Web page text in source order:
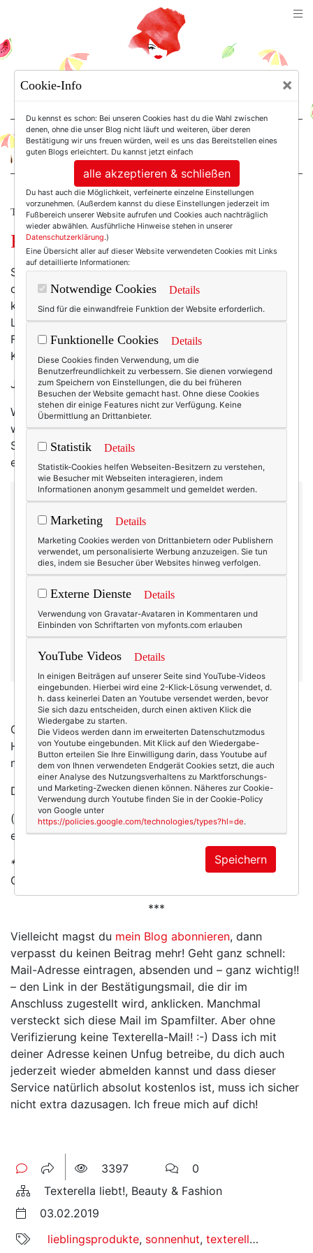
For Women. Not Girls.
TEXTERELLA LIEBT!
Februar-Launen in Schwarz-weiß.
Sonnenhungrig – ich? Gar nicht! Mir gefällt dieser
dauergraue Look, den das Wetter derzeit trägt! Bloß
keine Farbe, das könnte ja Stimmung machen, und
Laune. Nein, das geht gar nicht. So ein ordentlicher
Februar weiß was sich gehört: Hellgraue Wolken an
Krokusspitzchen, und dazu ein Hauch Schneeflocken.
Ja, so muss das.
Wer sich aber doch schon ein bisschen vorträumen
will, in den Sommer, in die Sonne, in die Hitze, an den
Strand, ans Meer oder an den Pool – für den habe ich
etwas. Wenn auch in Winterfarben.
Sonnenhut in den Farben des Winters*
Oderdieses Modell*? Hier können gleich alle
Hotelgäste unter denselben Hut und niemand muss
mehr alleine am Pool rumsitzen.
Doch lieber Winter?Bitte schön*.
(Ich finde dieser Beitrag hat was von einer
eierlegenden Wollmilchsau. Jawollja.)
*Affiliate-Links:
Bla. (Du weißt schon, die übliche
Geschichte von Provisionen und so.)
***
Vielleicht magst du mein Blog abonnieren, dann
verpasst du keinen Beitrag mehr! Geht ganz schnell:
Mail-Adresse eintragen, absenden und – ganz wichtig!!
– den Link in der Bestätigungsmail, die dir im
Anschluss zugestellt wird, anklicken. Manchmal
versteckt sich diese Mail im Spamfilter. Aber ohne
Verifizierung keine Texterella-Mail! :-) Dass ich mit
deiner Adresse keinen Unfug betreibe, du dich auch
jederzeit wieder abmelden kannst und dass dieser
Service natürlich absolut kostenlos ist, muss ich sicher
nicht extra dazusagen. Ich freue mich auf dich!
3397
0
Texterella liebt!, Beauty & Fashion
03.02.2019
lieblingsprodukte, sonnenhut, texterella liebt
Cookie-Info ×
Du kennst es schon: Bei unseren Cookies hast du die Wahl zwischen
denen, ohne die unser Blog nicht läuft und weiteren, über deren
Bestätigung wir uns freuen würden, weil es uns das Bereitstellen eines
guten Blogs erleichtert. Du kannst jetzt einfach
alle akzeptieren & schließen
Du hast auch die Möglichkeit, verfeinerte einzelne Einstellungen
vorzunehmen. (Außerdem kannst du diese Einstellungen jederzeit im
Fußbereich unserer Website aufrufen und Cookies auch nachträglich
wieder abwählen. Ausführliche Hinweise stehen in unserer
Datenschutzerklärung.)
Eine Übersicht aller auf dieser Website verwendeten Cookies mit Links
auf detaillierte Informationen:
Notwendige Cookies Details
Sind für die einwandfreie Funktion der Website erforderlich.
Funktionelle Cookies Details
Diese Cookies finden Verwendung, um die
Benutzerfreundlichkeit zu verbessern. Sie dienen vorwiegend
zum Speichern von Einstellungen, die du bei früheren
Besuchen der Website gemacht hast. Ohne diese Cookies
stehen dir einige Features nicht zur Verfügung. Keine
Übermittlung an Drittanbieter.
Statistik Details
Statistik-Cookies helfen Webseiten-Besitzern zu verstehen,
wie Besucher mit Webseiten interagieren, indem
Informationen anonym gesammelt und gemeldet werden.
Marketing Details
Marketing Cookies werden von Drittanbietern oder Publishern
verwendet, um personalisierte Werbung anzuzeigen. Sie tun
dies, indem sie Besucher über Websites hinweg verfolgen.
Externe Dienste Details
Verwendung von Gravatar-Avataren in Kommentaren und
Einbinden von Schriftarten von myfonts.com erlauben
YouTube Videos Details
In einigen Beiträgen auf unserer Seite sind YouTube-Videos
eingebunden. Hierbei wird eine 2-Klick-Lösung verwendet, d.
h. dass keinerlei Daten an Youtube versendet werden, bevor
Sie sich dazu entscheiden, durch einen aktiven Klick die
Wiedergabe zu starten.
Die Videos werden dann im erweiterten Datenschutzmodus
von Youtube eingebunden. Mit Klick auf den Wiedergabe-
Button erteilen Sie Ihre Einwilligung darin, dass Youtube auf
dem von Ihnen verwendeten Endgerät Cookies setzt, die auch
einer Analyse des Nutzungsverhaltens zu Marktforschungs-
und Marketing-Zwecken dienen können. Näheres zur Cookie-
Verwendung durch Youtube finden Sie in der Cookie-Policy
von Google unter
https://policies.google.com/technologies/types?hl=de.
Speichern